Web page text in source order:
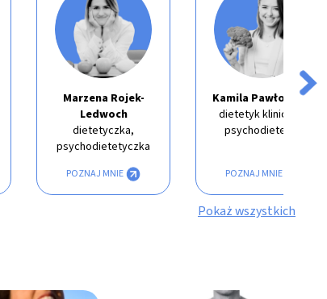
Marzena Rojek-
Ledwoch
dietetyczka,
psychodietetyczka
POZNAJ MNIE
Kamila Pawłowska
dietetyk kliniczny,
psychodietetyk
POZNAJ MNIE
Pokaż wszystkich